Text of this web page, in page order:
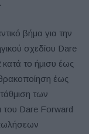
βήμα για την
σχεδίου Dare
το ήμισυ έως
έως
των
του Dare Forward